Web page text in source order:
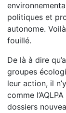
politiques et
autonome.
fouillé.
De là à dire
groupes
leur action, il
comme
dossiers